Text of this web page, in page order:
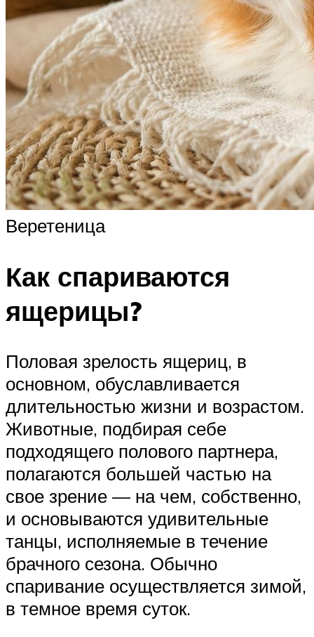
Веретеница
Как спариваются
ящерицы?
Половая зрелость ящериц, в
основном, обуславливается
длительностью жизни и возрастом.
Животные, подбирая себе
подходящего полового партнера,
полагаются большей частью на
свое зрение — на чем, собственно,
и основываются удивительные
танцы, исполняемые в течение
брачного сезона. Обычно
спаривание осуществляется зимой,
в темное время суток.